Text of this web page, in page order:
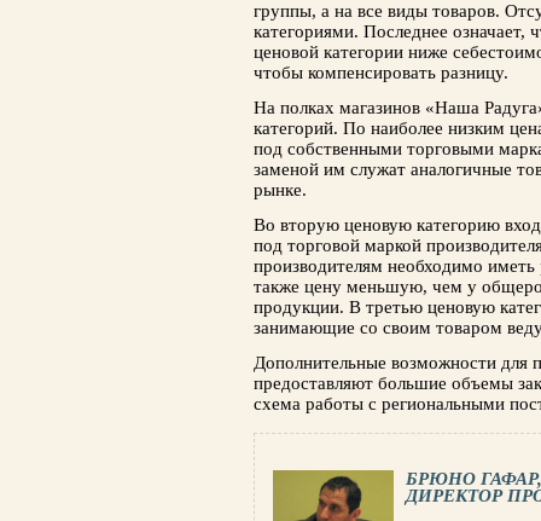
группы, а на все виды товаров.
категориями. Последнее означает,
ценовой категории ниже
чтобы компенсировать разницу.
На полках магазинов «Наша
категорий. По наиболее низким
под собственными торговыми
заменой им служат аналогичные
рынке.
Во вторую ценовую категорию
под торговой маркой
производителям необходимо иметь
также цену меньшую, чем у
продукции. В третью ценовую
занимающие со своим товаром
Дополнительные возможности для
предоставляют большие объемы
схема работы с региональными
БРЮНО ГАФАР,
ДИРЕКТОР